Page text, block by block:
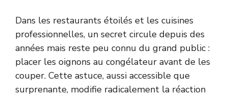
Dans les restaurants étoilés et les cuisines
professionnelles, un secret circule depuis des
années mais reste peu connu du grand public :
placer les oignons au congélateur avant de les
couper. Cette astuce, aussi accessible que
surprenante, modifie radicalement la réaction